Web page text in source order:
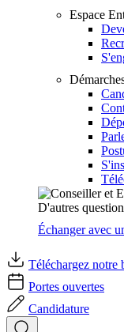
Espace
D'autres
Échanger avec
Téléchargez notre
Portes ouvertes
Candidature